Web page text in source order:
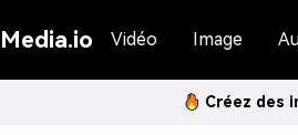
Media.io Vidéo Image
Créez des